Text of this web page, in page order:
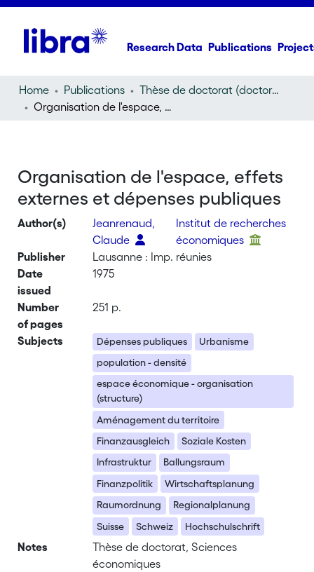
Research Data Publications
Home Publications
Thèse de doctorat (doctoral thesis)
Organisation de l'espace, effets externes et dépenses publiques
Organisation de l'espace, effets
externes et dépenses publiques
Author(s)
Jeanrenaud,
Claude
Institut de recherches
économiques
Publisher
Lausanne : Imp. réunies
Date
issued
1975
Number
of pages
251 p.
Subjects Dépenses publiques
Urbanisme
population - densité
espace économique - organisation
(structure)
Aménagement du territoire
Finanzausgleich
Soziale Kosten
Infrastruktur
Ballungsraum
Finanzpolitik
Wirtschaftsplanung
Raumordnung
Regionalplanung
Suisse
Schweiz Hochschulschrift
Notes
Thèse de doctorat, Sciences
économiques